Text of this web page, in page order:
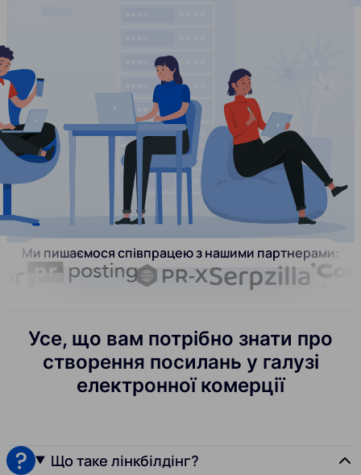
Ми пишаємося співпрацею з нашими партнерами:
Усе, що вам потрібно знати про
створення посилань у галузі
електронної комерції
Що таке лінкбілдінг?